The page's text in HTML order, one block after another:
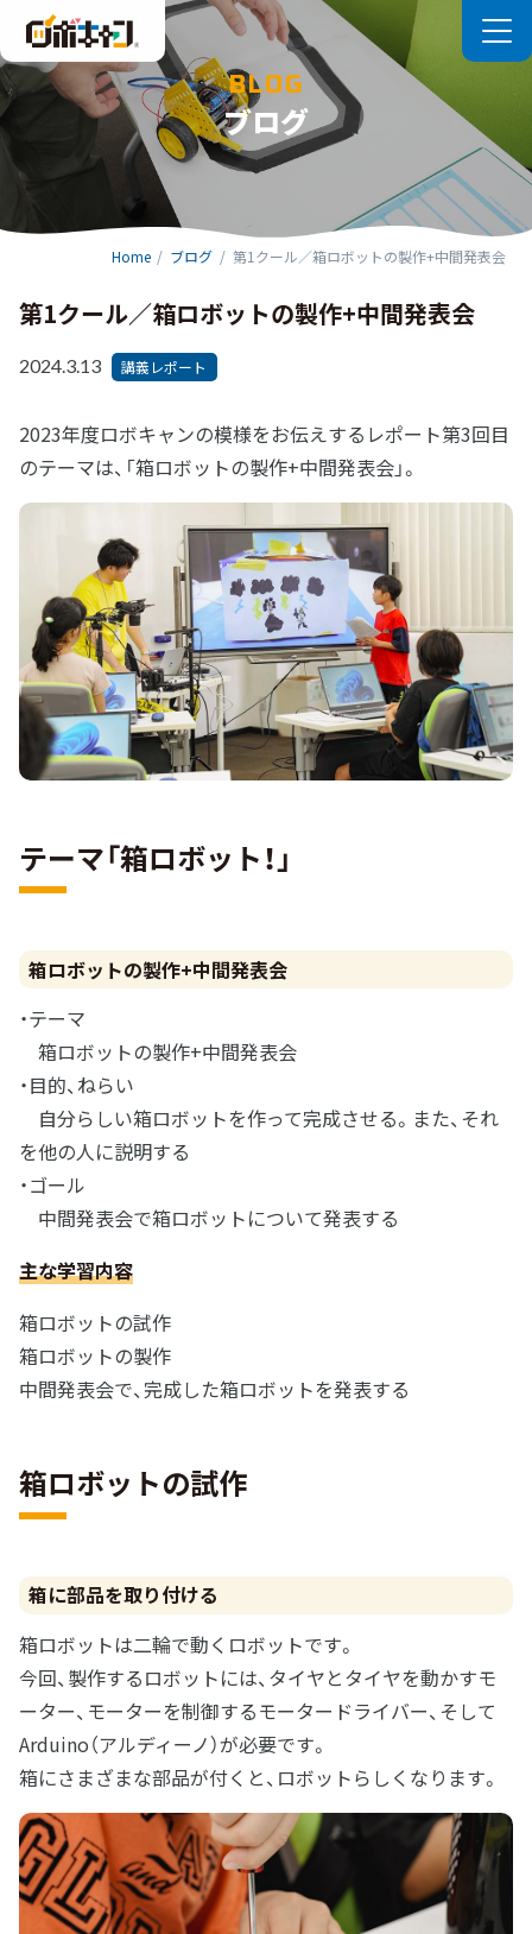
ン
テ
ン
BLOG
ブログ
Home ブログ 第1クール／箱ロボットの製作+中間発表会
第1クール／箱ロボットの製作+中間発表会
2024.3.13 講義レポート
2023年度ロボキャンの模様をお伝えするレポート第3回目
のテーマは、「箱ロボットの製作+中間発表会」。
テーマ「箱ロボット！」
箱ロボットの製作+中間発表会
・テーマ
箱ロボットの製作+中間発表会
・目的、ねらい
自分らしい箱ロボットを作って完成させる。また、それ
を他の人に説明する
・ゴール
中間発表会で箱ロボットについて発表する
主な学習内容
箱ロボットの試作
箱ロボットの製作
中間発表会で、完成した箱ロボットを発表する
箱ロボットの試作
箱に部品を取り付ける
箱ロボットは二輪で動くロボットです。
今回、製作するロボットには、タイヤとタイヤを動かすモ
ーター、モーターを制御するモータードライバー、そして
Arduino（アルディーノ）が必要です。
箱にさまざまな部品が付くと、ロボットらしくなります。